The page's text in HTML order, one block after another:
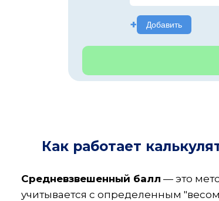
+ Добавить
Как работает
Средневзвешенный балл — это
учитывается с определенным